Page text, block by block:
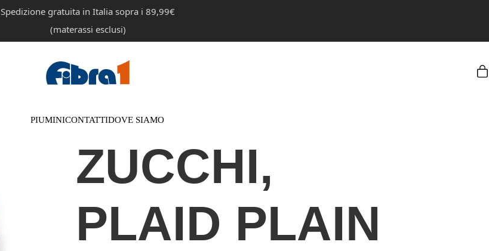
Spedizione gratuita in Italia sopra i 89,99€
(materassi esclusi)
PIUMINICONTATTIDOVE SIAMO
ZUCCHI,
PLAID PLAIN